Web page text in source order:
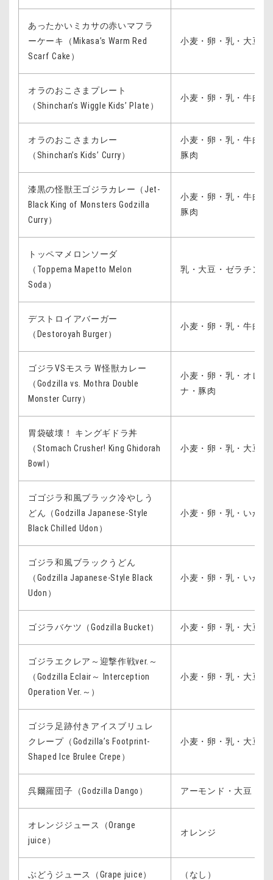
あったかいミカサの赤いマフラ
ーケーキ（Mikasa’s Warm Red
Scarf Cake）
小麦・卵・乳・大豆
オラのおこさまプレート
（Shinchan’s Wiggle Kids’ Plate）
小麦・卵・乳・牛肉
オラのおこさまカレー
（Shinchan’s Kids’ Curry）
小麦・卵・乳・牛肉
豚肉
漆黒の怪獣王ゴジラカレー（Jet-
Black King of Monsters Godzilla
Curry）
小麦・卵・乳・牛肉
豚肉
トッペマメロンソーダ
（Toppema Mapetto Melon
Soda）
乳・大豆・ゼラチン
デストロイアバーガー
（Destoroyah Burger）
小麦・卵・乳・牛肉
ゴジラVSモスラ W怪獣カレー
（Godzilla vs. Mothra Double
Monster Curry）
小麦・卵・乳・オレ
ナ・豚肉
胃袋破壊！ キングギドラ丼
（Stomach Crusher! King Ghidorah
Bowl）
小麦・卵・乳・大豆・
ゴゴジラ和風ブラック冷やしう
どん（Godzilla Japanese-Style
Black Chilled Udon）
小麦・卵・乳・いか
ゴジラ和風ブラックうどん
（Godzilla Japanese-Style Black
Udon）
小麦・卵・乳・いか
ゴジラバケツ（Godzilla Bucket） 小麦・卵・乳・大豆・
ゴジラエクレア～迎撃作戦ver.～
（Godzilla Eclair～ Interception
Operation Ver.～）
小麦・卵・乳・大豆・
ゴジラ足跡付きアイスブリュレ
クレープ（Godzilla’s Footprint-
Shaped Ice Brulee Crepe）
小麦・卵・乳・大豆
呉爾羅団子（Godzilla Dango） アーモンド・大豆・り
オレンジジュース（Orange
juice）
オレンジ
ぶどうジュース（Grape juice） （なし）